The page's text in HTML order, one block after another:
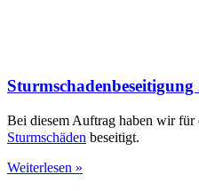
Sturmschadenbeseitigung
Bei diesem Auftrag haben wir für
Sturmschäden beseitigt. ⠀⠀
Weiterlesen »